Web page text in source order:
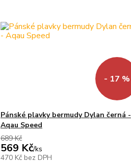
- 17 %
Pánské plavky bermudy Dylan černá -
Aqau Speed
689 Kč
569 Kč/ks
470 Kč bez DPH